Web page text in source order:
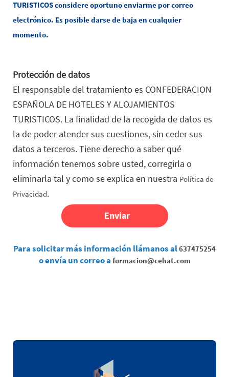
TURISTICOS considere oportuno enviarme por correo
electrónico. Es posible darse de baja en cualquier
momento.
Protección de datos
El responsable del tratamiento es CONFEDERACION
ESPAÑOLA DE HOTELES Y ALOJAMIENTOS
TURISTICOS. La finalidad de la recogida de datos es
la de poder atender sus cuestiones, sin ceder sus
datos a terceros. Tiene derecho a saber qué
información tenemos sobre usted, corregirla o
eliminarla tal y como se explica en nuestra Política de
Privacidad.
Para solicitar más información llámanos al637475254
o envía un correo a formacion@cehat.com